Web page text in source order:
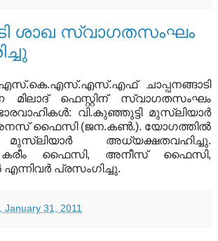
ശാഖ സ്വാഗതസംഘം
ചാപ്പനങ്ങാടി
മിലാദ് ഫെസ്റ്റിന് സ്വാഗതസംഘം
വി.കുഞ്ഞുട്ടി മുസ്‌ലിയാര്‍
ഫൈസി (ജന.കണ്‍.). യോഗത്തില്‍
മുസ്‌ലിയാര്‍ അധ്യക്ഷതവഹിച്ചു.
കരീം ഫൈസി, അനീസ് ഫൈസി,
എന്നിവര്‍ പ്രസംഗിച്ചു.
January 31, 2011